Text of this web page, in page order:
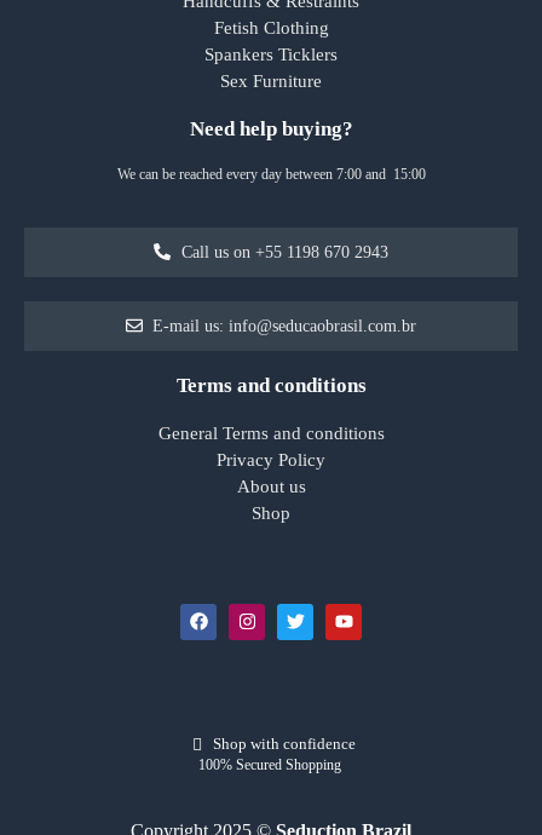
Fetish Clothing
Spankers Ticklers
Sex Furniture
Need help buying?
We can be reached every day between 7:00 and 15:00
Call us on +55 1198 670 2943
E-mail us: info@seducaobrasil.com.br
Terms and conditions
General Terms and conditions
Privacy Policy
About us
Shop
Shop with confidence
100% Secured Shopping